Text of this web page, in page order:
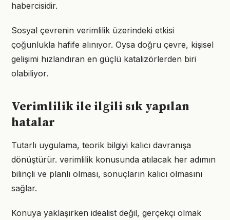
habercisidir.
Sosyal çevrenin verimlilik üzerindeki etkisi
çoğunlukla hafife alınıyor. Oysa doğru çevre, kişisel
gelişimi hızlandıran en güçlü katalizörlerden biri
olabiliyor.
Verimlilik ile ilgili sık yapılan
hatalar
Tutarlı uygulama, teorik bilgiyi kalıcı davranışa
dönüştürür. verimlilik konusunda atılacak her adımın
bilinçli ve planlı olması, sonuçların kalıcı olmasını
sağlar.
Konuya yaklaşırken idealist değil, gerçekçi olmak